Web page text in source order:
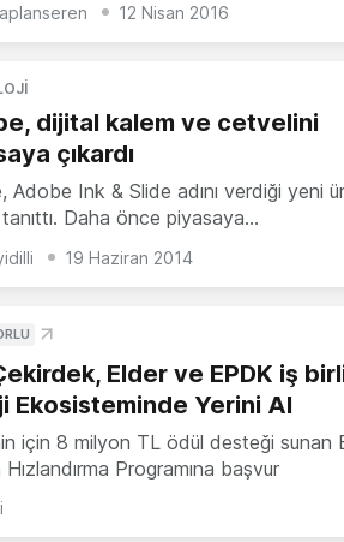
12 Nisan 2016
dijital kalem ve cetvelini
çıkardı
Adobe Ink & Slide adını verdiği yeni
Daha önce piyasaya…
19 Haziran 2014
Elder ve EPDK iş
Ekosisteminde Yerini Al
için 8 milyon TL ödül desteği sunan
Programına başvur